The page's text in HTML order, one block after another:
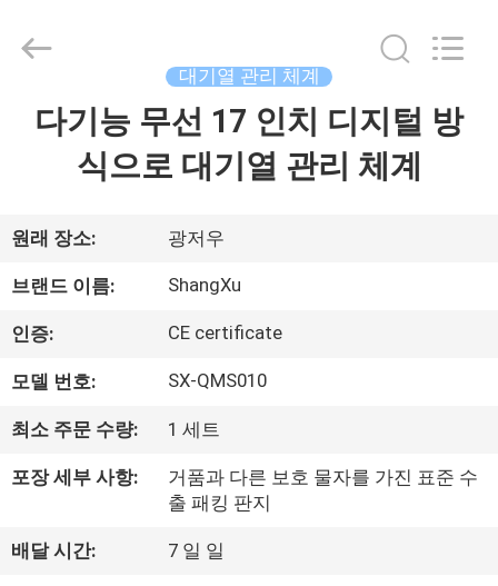
품
회
사
공
Guangzhou
ShangXu
Reserved.
대기열 관리 체계
다기능 무선 17 인치 디지털 방
식으로 대기열 관리 체계
원래 장소: 광저우
브랜드 이름: ShangXu
인증: CE certificate
모델 번호: SX-QMS010
최소 주문 수량: 1 세트
포장 세부 사항:
거품과 다른 보호 물자를 가진 표준 수
출 패킹 판지
배달 시간: 7 일 일